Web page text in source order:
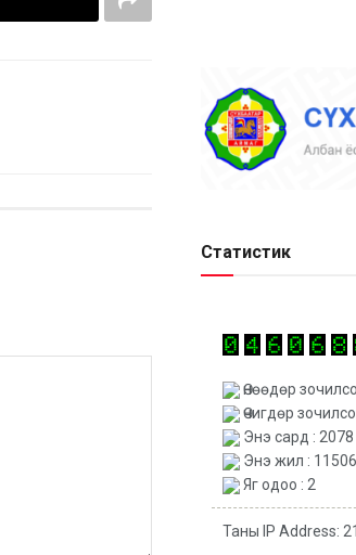
Статистик
Өнөөдөр
Өчигдөр
Энэ сард : 2078
Энэ жил :
Яг одоо : 2
Таны IP Address: